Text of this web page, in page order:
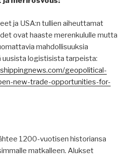
ja USA:n tullien aiheuttamat
ovat haaste merenkululle mutta
mahdollisuuksia
uusista logistisista tarpeista:
geopolitical-
new-trade-opportunities-for-
1200-vuotisen historiansa
matkalleen. Alukset